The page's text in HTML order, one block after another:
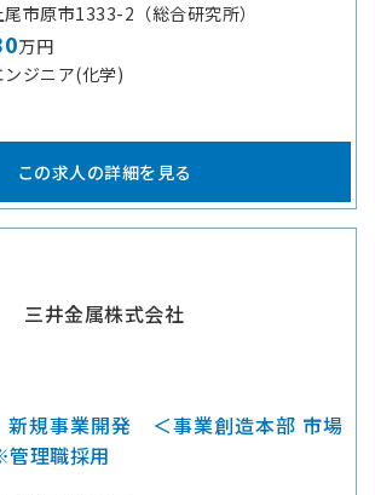
市原市1333-2（総合研究所）
万円
ジニア(化学)
この求人の詳細を見る
三井金属株式会社
新規事業開発 ＜事業創造本部 市場
理職採用